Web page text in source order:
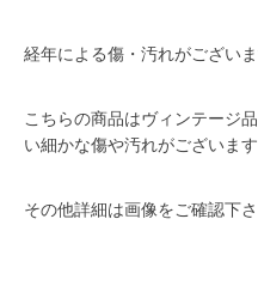
経年による傷・汚れがございま
こちらの商品はヴィンテージ
い細かな傷や汚れがございます
その他詳細は画像をご確認下さ